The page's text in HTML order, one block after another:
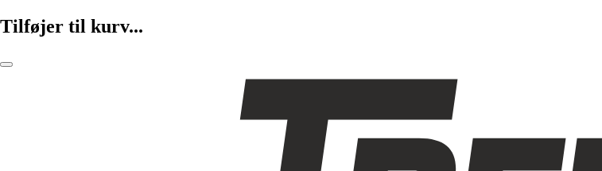
Tilføjer til kurv...